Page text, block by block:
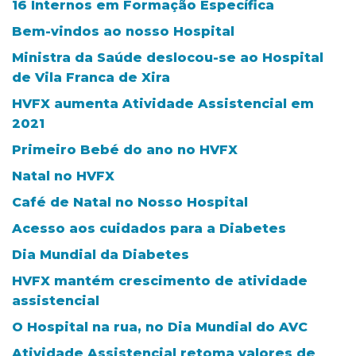
16 Internos em Formação Específica
Bem-vindos ao nosso Hospital
Ministra da Saúde deslocou-se ao Hospital
de Vila Franca de Xira
HVFX aumenta Atividade Assistencial em
2021
Primeiro Bebé do ano no HVFX
Natal no HVFX
Café de Natal no Nosso Hospital
Acesso aos cuidados para a Diabetes
Dia Mundial da Diabetes
HVFX mantém crescimento de atividade
assistencial
O Hospital na rua, no Dia Mundial do AVC